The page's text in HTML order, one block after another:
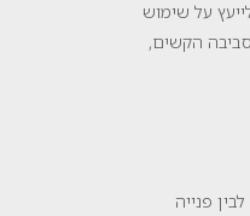
על שימוש
הקשים,
פנייה